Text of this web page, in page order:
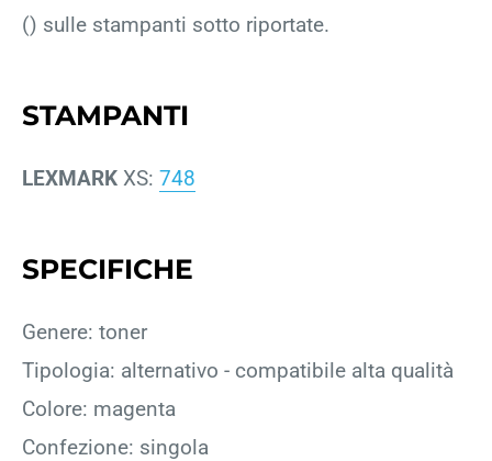
() sulle stampanti sotto riportate.
STAMPANTI
LEXMARK XS: 748
SPECIFICHE
Genere: toner
Tipologia: alternativo - compatibile alta qualità
Colore: magenta
Confezione: singola